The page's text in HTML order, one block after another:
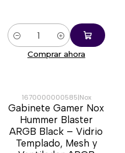
Cantidad
Comprar ahora
-18%
1670000000585|Nox
Gabinete Gamer Nox
Hummer Blaster
ARGB Black – Vidrio
Templado, Mesh y